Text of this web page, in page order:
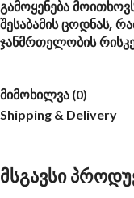
გამოყენება
შესაბამის ცოდნას,
ჯანმრთელობის
მიმოხილვა (0)
Shipping & Delivery
მსგავსი